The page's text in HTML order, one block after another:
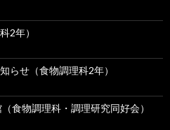
2年）
らせ（食物調理科2年）
食物調理科・調理研究同好会）